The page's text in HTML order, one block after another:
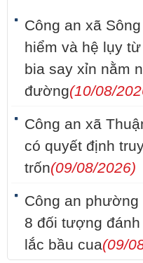
Công an xã
hiểm và hệ lụy
bia say xỉn nằm
đường(10/08/
Công an xã
có quyết định
trốn(09/08/2026)
Công an
8 đối tượng
lắc bầu cua(09/